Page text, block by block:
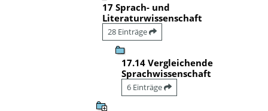
17 Sprach- und
Literaturwissenschaft
28 Einträge
17.14 Vergleichende
Sprachwissenschaft
6 Einträge